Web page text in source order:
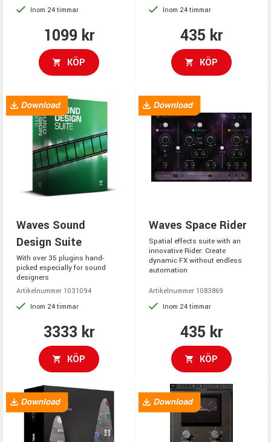
Inom 24 timmar
1099 kr
KÖP
Inom 24 timmar
435 kr
KÖP
Waves Sound
Design Suite
With over 35 plugins hand-
picked especially for sound
designers
Artikelnummer 1031094
Inom 24 timmar
3333 kr
KÖP
Waves Space Rider
Spatial effects suite with an
innovative Rider: Create
dynamic FX without endless
automation
Artikelnummer 1083869
Inom 24 timmar
435 kr
KÖP